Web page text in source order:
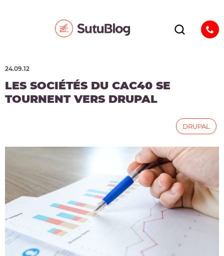
24.09.12
LES SOCIÉTÉS DU CAC40 SE
TOURNENT VERS DRUPAL
DRUPAL